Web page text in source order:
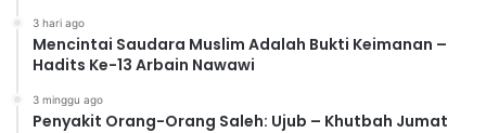
3 hari ago
Mencintai Saudara Muslim Adalah Bukti Keimanan –
Hadits Ke-13 Arbain Nawawi
3 minggu ago
Penyakit Orang-Orang Saleh: Ujub – Khutbah Jumat